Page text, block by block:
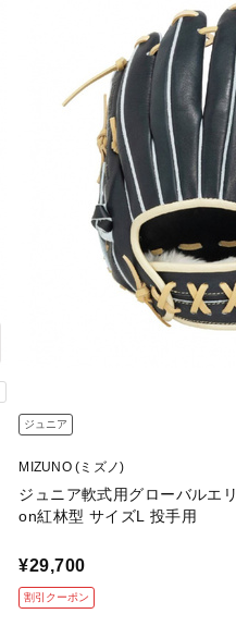
ジュニア
MIZUNO (ミズノ)
ジュニア軟式用グローバルエ
on紅林型 サイズL 投手用
¥29,700
割引クーポン